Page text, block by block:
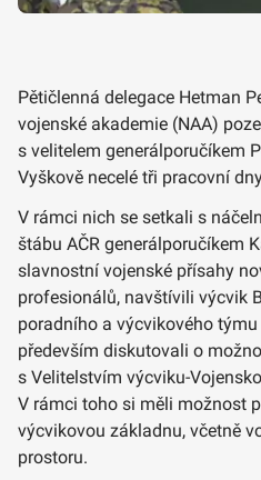
Pětičlenná delegace Hetman
vojenské akademie (NAA)
s velitelem generálporučíkem
Vyškově necelé tři pracovní
V rámci nich se setkali s
štábu AČR generálporučíkem
slavnostní vojenské přísahy
profesionálů, navštívili výcvik
poradního a výcvikového týmu
především diskutovali o
s Velitelstvím výcviku-
V rámci toho si měli možnost
výcvikovou základnu, včetně
prostoru.